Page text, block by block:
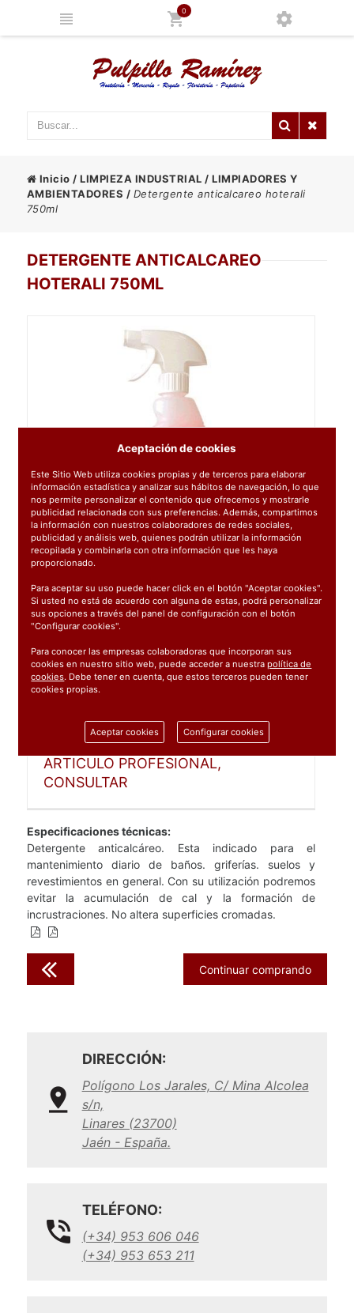
0
Inicio /LIMPIEZA INDUSTRIAL /LIMPIADORES Y
AMBIENTADORES / Detergente anticalcareo hoterali
750ml
DETERGENTE ANTICALCAREO
HOTERALI 750ML
Ref:0850114
1 unidad
ARTICULO PROFESIONAL,
CONSULTAR
Especificaciones técnicas:
Detergente anticalcáreo. Esta indicado para el
mantenimiento diario de baños. griferías. suelos y
revestimientos en general. Con su utilización podremos
evitar la acumulación de cal y la formación de
incrustraciones. No altera superficies cromadas.
Continuar comprando
DIRECCIÓN:
Polígono Los Jarales, C/ Mina Alcolea
s/n,
Linares (23700)
Jaén - España.
TELÉFONO:
(+34) 953 606 046
(+34) 953 653 211
Aceptación de cookies
Este Sitio Web utiliza cookies propias y de terceros para elaborar
información estadística y analizar sus hábitos de navegación, lo que
nos permite personalizar el contenido que ofrecemos y mostrarle
publicidad relacionada con sus preferencias. Además, compartimos
la información con nuestros colaboradores de redes sociales,
publicidad y análisis web, quienes podrán utilizar la información
recopilada y combinarla con otra información que les haya
proporcionado.
Para aceptar su uso puede hacer click en el botón "Aceptar cookies".
Si usted no está de acuerdo con alguna de estas, podrá personalizar
sus opciones a través del panel de configuración con el botón
"Configurar cookies".
Para conocer las empresas colaboradoras que incorporan sus
cookies en nuestro sitio web, puede acceder a nuestrapolítica de
cookies. Debe tener en cuenta, que estos terceros pueden tener
cookies propias.
Aceptar cookies Configurar cookies